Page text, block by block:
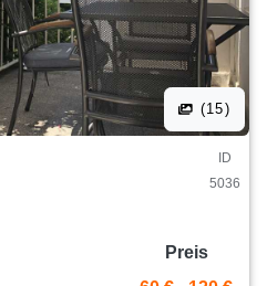
(15)
ID
5036
Preis